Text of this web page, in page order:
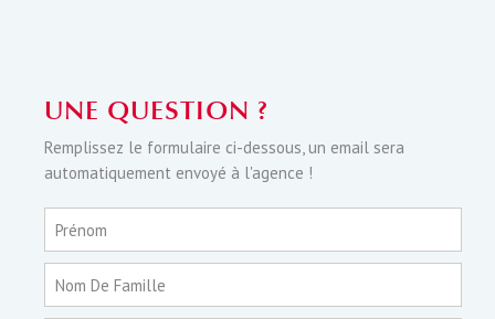
UNE QUESTION ?
Remplissez le formulaire ci-dessous, un email sera
automatiquement envoyé à l'agence !
Prénom
Nom De Famille